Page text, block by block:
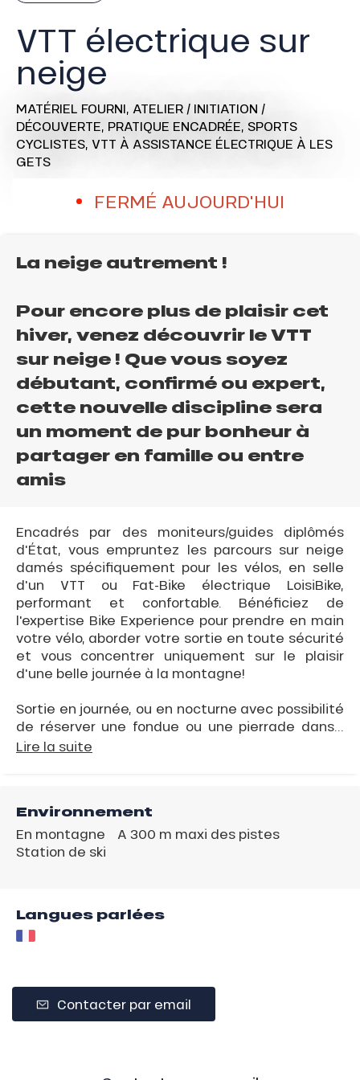
VTT électrique sur
neige
MATÉRIEL FOURNI, ATELIER / INITIATION /
DÉCOUVERTE, PRATIQUE ENCADRÉE, SPORTS
CYCLISTES, VTT À ASSISTANCE ÉLECTRIQUE À LES
GETS
FERMÉ AUJOURD'HUI
La neige autrement !
Pour encore plus de plaisir cet
hiver, venez découvrir le VTT
sur neige ! Que vous soyez
débutant, confirmé ou expert,
cette nouvelle discipline sera
un moment de pur bonheur à
partager en famille ou entre
amis
Encadrés par des moniteurs/guides diplômés
d'État, vous empruntez les parcours sur neige
damés spécifiquement pour les vélos, en selle
d'un VTT ou Fat-Bike électrique LoisiBike,
performant et confortable. Bénéficiez de
l'expertise Bike Experience pour prendre en main
votre vélo, aborder votre sortie en toute sécurité
et vous concentrer uniquement sur le plaisir
d'une belle journée à la montagne!
Sortie en journée, ou en nocturne avec possibilité
de réserver une fondue ou une pierrade dans...
Lire la suite
Environnement
En montagne
A 300 m maxi des pistes
Station de ski
Langues parlées
Contacter par email